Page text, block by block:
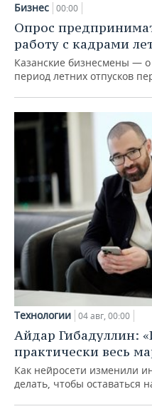
Бизнес 00:00
Опрос
работу с кадрами
Казанские бизнесмены —
период летних отпусков
Технологии 04 авг, 00:00
Айдар Гибадуллин:
практически весь
Как нейросети изменили
делать, чтобы оставаться